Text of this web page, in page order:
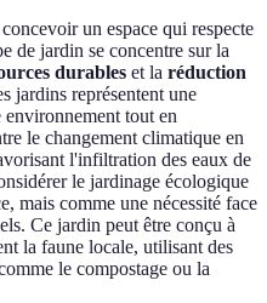
un espace qui respecte
de jardin se concentre sur la
durables et la réduction
jardins représentent une
tout en
le changement climatique en
l'infiltration des eaux de
le jardinage écologique
mais comme une nécessité face
Ce jardin peut être conçu à
la faune locale, utilisant des
le compostage ou la